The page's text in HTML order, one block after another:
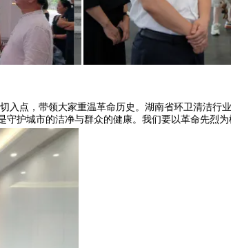
入点，带领大家重温革命历史。湖南省环卫清洁
护城市的洁净与群众的健康。我们要以革命先烈